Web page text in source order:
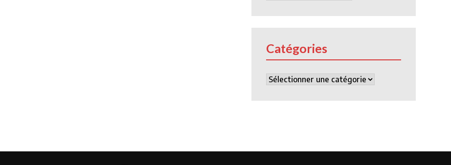
Catégories
Catégories